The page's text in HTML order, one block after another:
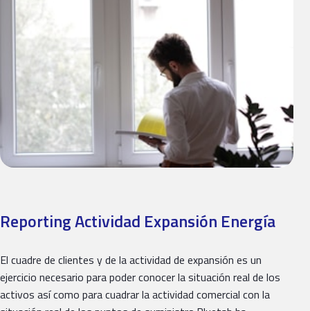
Reporting Actividad Expansión Energía
El cuadre de clientes y de la actividad de expansión es un
ejercicio necesario para poder conocer la situación real de los
activos así como para cuadrar la actividad comercial con la